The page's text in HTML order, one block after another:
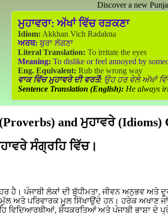
Discover a new
ਮੁਹਾਵਰਾ: ਅੱਖਾਂ ਵਿੱਚ ਰੜਕਣਾ
Idiom: Akkhan Vich Radakna
ਅਰਥ: ਬੁਰਾ ਲੱਗਣਾ
Literal Translation: To irritate the eyes
Meaning: To dislike or feel annoyed by
Eng. Equivalent: Rub the wrong way
ਵਾਕ ਵਿੱਚ ਮੁਹਾਵਰੇ ਦੀ ਵਰਤੋਂ: ਉਹ ਹਰ ਵੇਲੇ ਅੱਖਾਂ
Sentence Translation (English): He always
and ਮੁਹਾਵਰੇ (Idioms)
ਸੰਗ੍ਰਹਿ ਵਿੱਚ।
ਹੈ। ਪੰਜਾਬੀ ਲੋਕਾਂ ਦੀ ਬੁੱਧੀਮਤਾ, ਜੀਵਨ ਅਨੁਭਵ
ਅਤੇ ਪਰਿਵਾਰਕ ਮੂਲ ਸਿੱਖਾਉਂਦੇ ਹਨ। ਹਰੇਕ ਅਖਾਣ
ਵਿਦਿਆਰਥੀਆਂ, ਸ਼ੋਧਕਰਤਿਆਂ ਅਤੇ ਪੰਜਾਬੀ ਭਾਸ਼ਾ